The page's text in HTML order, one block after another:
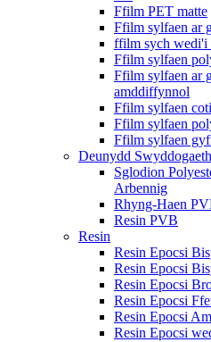
Ffilm PET matte
Ffilm sylfaen ar
ffilm sych wedi'i
Ffilm sylfaen
Ffilm sylfaen ar
amddiffynnol
Ffilm sylfaen
Ffilm sylfaen
Ffilm sylfaen
Deunydd
Sglodion
Arbennig
Rhyng-Haen
Resin PVB
Resin
Resin Epocsi
Resin Epocsi
Resin Epocsi
Resin Epocsi
Resin Epocsi
Resin Epocsi